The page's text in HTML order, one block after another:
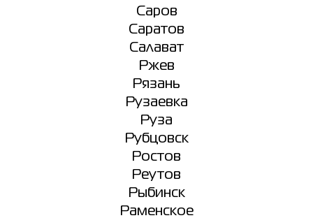
Саров
Саратов
Салават
Ржев
Рязань
Рузаевка
Руза
Рубцовск
Ростов
Реутов
Рыбинск
Раменское